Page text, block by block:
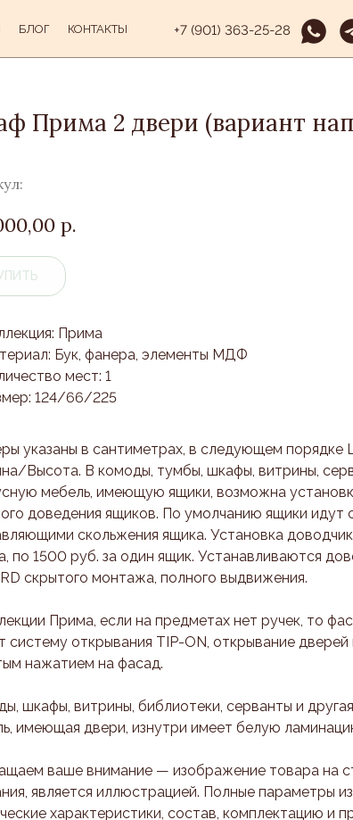
+7 (901) 363-25-28
КОНТАКТЫ
БЛОГ
Прима 2 двери (вариант
р.
Прима
Бук, фанера, элементы МДФ
мест: 1
124/66/225
указаны в сантиметрах, в следующем
Высота. В комоды, тумбы, шкафы, витрины,
мебель, имеющую ящики, возможна
доведения ящиков. По умолчанию ящики идут
скольжения ящика. Установка
по 1500 руб. за один ящик. Устанавливаются
скрытого монтажа, полного выдвижения.
Прима, если на предметах нет ручек, то
систему открывания TIP-ON, открывание дверей
нажатием на фасад.
шкафы, витрины, библиотеки, серванты и
имеющая двери, изнутри имеет белую
ваше внимание — изображение товара на
является иллюстрацией. Полные параметры
характеристики, состав, комплектацию и